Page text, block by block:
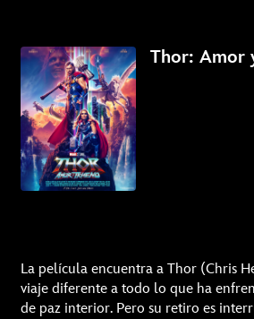
Thor: Amor
La película encuentra a Thor (Chris
viaje diferente a todo lo que ha
de paz interior. Pero su retiro es